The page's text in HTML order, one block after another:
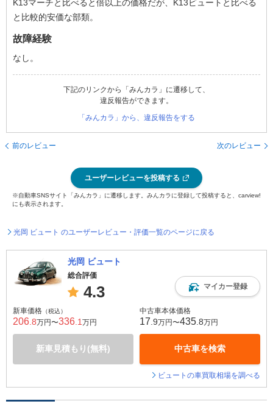
K13マーチと比べると倍以上の価格だが、K13ビュートと比べる
と比較的安価な部類。
故障経験
なし。
下記のリンクから「みんカラ」に遷移して、
違反報告ができます。
「みんカラ」から、違反報告をする
前のレビュー 次のレビュー
ユーザーレビューを投稿する
※自動車SNSサイト「みんカラ」に遷移します。みんカラに登録して投稿すると、carview!
にも表示されます。
光岡 ビュート のユーザーレビュー・評価一覧のページに戻る
光岡 ビュート
総合評価
4.3 マイカー登録
新車価格 （税込）
206 .8万円〜336 .1 万円
新車見積もり(無料)
中古車本体価格
17 .9万円〜435 .8万円
中古車を検索
ビュートの車買取相場を調べる